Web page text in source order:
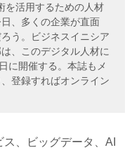
を活用するための人材
、多くの企業が直面
う。ビジネスイニシア
、このデジタル人材に
に開催する。本誌もメ
登録すればオンライン
、ビッグデータ、AI